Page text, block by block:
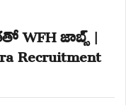
WFH జాబ్స్ |
Recruitment